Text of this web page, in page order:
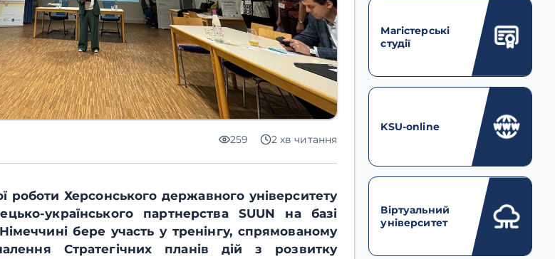
259 2 хв читання
роботи Херсонського державного університету
українського партнерства SUUN на базі
бере участь у тренінгу, спрямованому
Стратегічних планів дій з розвитку
Магістерські
студії
KSU-online
Віртуальний
університет